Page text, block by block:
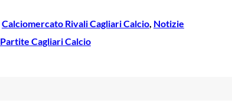
Calciomercato Rivali Cagliari Calcio, Notizie
Partite Cagliari Calcio